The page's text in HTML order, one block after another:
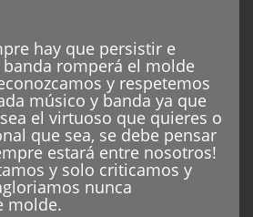
hay que persistir e
romperá el molde
y respetemos
músico y banda ya que
el virtuoso que quieres o
que sea, se debe pensar
estará entre nosotros!
y solo criticamos y
nunca
molde.